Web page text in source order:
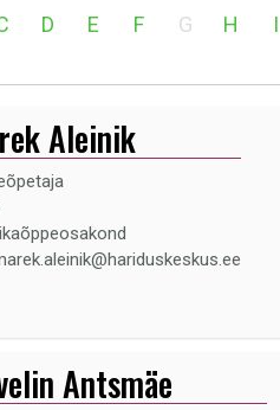
D E F G H I
Aleinik
Antsmäe